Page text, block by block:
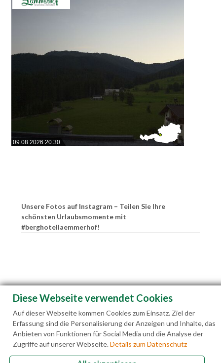
09.08.2026 20:30
Unsere Fotos auf Instagram – Teilen Sie Ihre
schönsten Urlaubsmomente mit
#berghotellaemmerhof!
Diese Webseite verwendet Cookies
Auf dieser Webseite kommen Cookies zum Einsatz. Ziel der
Erfassung sind die Personalisierung der Anzeigen und Inhalte, das
Anbieten von Funktionen für Social Media und die Analyse der
Zugriffe auf unserer Webseite.Details zum Datenschutz